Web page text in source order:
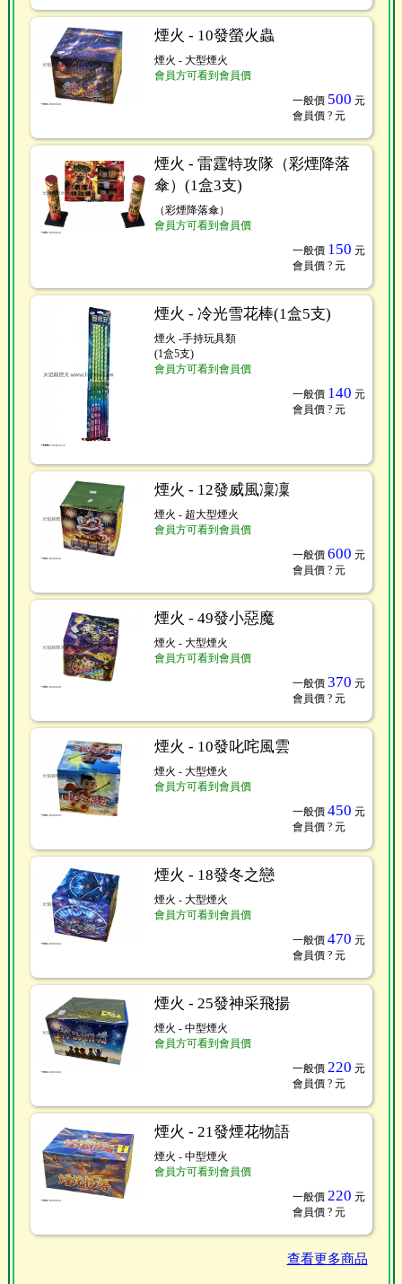
煙火 - 10發螢火蟲
煙火 - 大型煙火
會員方可看到會員價
一般價 500 元
會員價? 元
煙火 - 雷霆特攻隊（彩煙降落
傘）(1盒3支)
（彩煙降落傘）
會員方可看到會員價
一般價 150 元
會員價? 元
煙火 - 冷光雪花棒(1盒5支)
煙火 -手持玩具類
(1盒5支)
會員方可看到會員價
一般價 140 元
會員價? 元
煙火 - 12發威風凜凜
煙火 - 超大型煙火
會員方可看到會員價
一般價 600 元
會員價? 元
煙火 - 49發小惡魔
煙火 - 大型煙火
會員方可看到會員價
一般價 370 元
會員價? 元
煙火 - 10發叱咤風雲
煙火 - 大型煙火
會員方可看到會員價
一般價 450 元
會員價? 元
煙火 - 18發冬之戀
煙火 - 大型煙火
會員方可看到會員價
一般價 470 元
會員價? 元
煙火 - 25發神采飛揚
煙火 - 中型煙火
會員方可看到會員價
一般價 220 元
會員價? 元
煙火 - 21發煙花物語
煙火 - 中型煙火
會員方可看到會員價
一般價 220 元
會員價? 元
查看更多商品